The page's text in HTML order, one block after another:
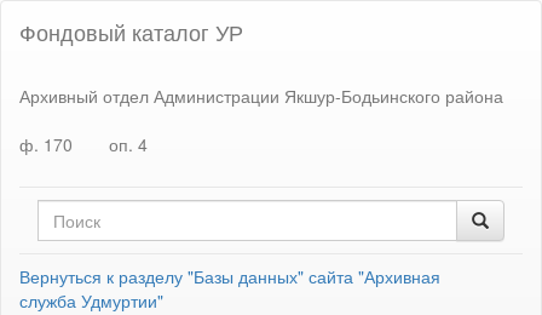
Фондовый каталог УР
Архивный отдел Администрации Якшур-Бодьинского района
ф. 170
оп. 4
Вернуться к разделу "Базы данных" сайта "Архивная
служба Удмуртии"